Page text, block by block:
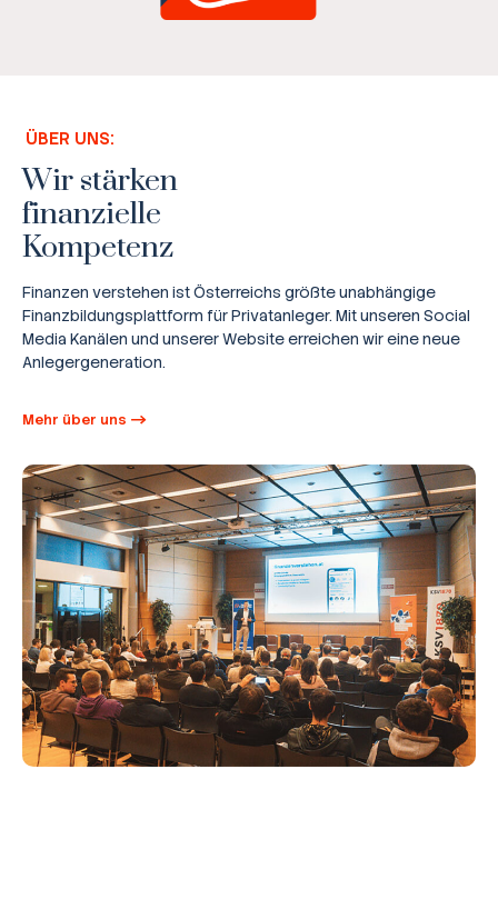
ÜBER UNS:
Wir stärken
finanzielle
Kompetenz
Finanzen verstehen ist Österreichs größte unabhängige
Finanzbildungsplattform für Privatanleger. Mit unseren Social
Media Kanälen und unserer Website erreichen wir eine neue
Anlegergeneration.
Mehr über uns